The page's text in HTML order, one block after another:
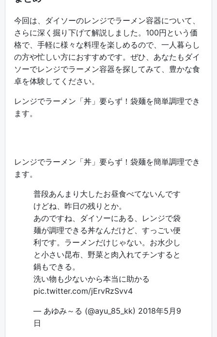
今回は、ダイソーのレンジでラーメン容器について、
さらに深く掘り下げて解説しました。100円という価
格で、手軽に様々な料理を楽しめるので、一人暮らし
の方や忙しい方におすすめです。ぜひ、あなたもダイ
ソーでレンジでラーメン容器を探してみて、豊かな食
卓を体験してください。
レンジでラーメン「丼」要らず！袋麺を簡単調理でき
ます。
レンジでラーメン「丼」要らず！袋麺を簡単調理でき
ます。
普段あんまり大したお昼食べてないんです
けどね、昨日の残りとか。
あのですね、ダイソーにある、レンジで袋
麺が調理できる丼なんだけど、すっごい便
利です。ラーメンだけじゃない。お水少し
と小さい昆布、野菜と肉入れてチンすると
鍋もできる。
洗い物も少ないから本当に助かる
pic.twitter.com/jErvRzSvv4
— あゆみ～る (@ayu_85_kk) 2018年5月9
日